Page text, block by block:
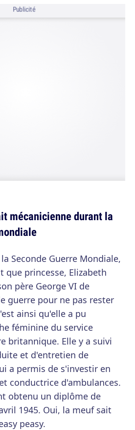
Publicité
mécanicienne durant la
Seconde Guerre Mondiale,
que princesse, Elizabeth
père George VI de
guerre pour ne pas rester
ainsi qu'elle a pu
féminine du service
britannique. Elle y a suivi
et d'entretien de
a permis de s'investir en
conductrice d'ambulances.
obtenu un diplôme de
1945. Oui, la meuf sait
peasy.